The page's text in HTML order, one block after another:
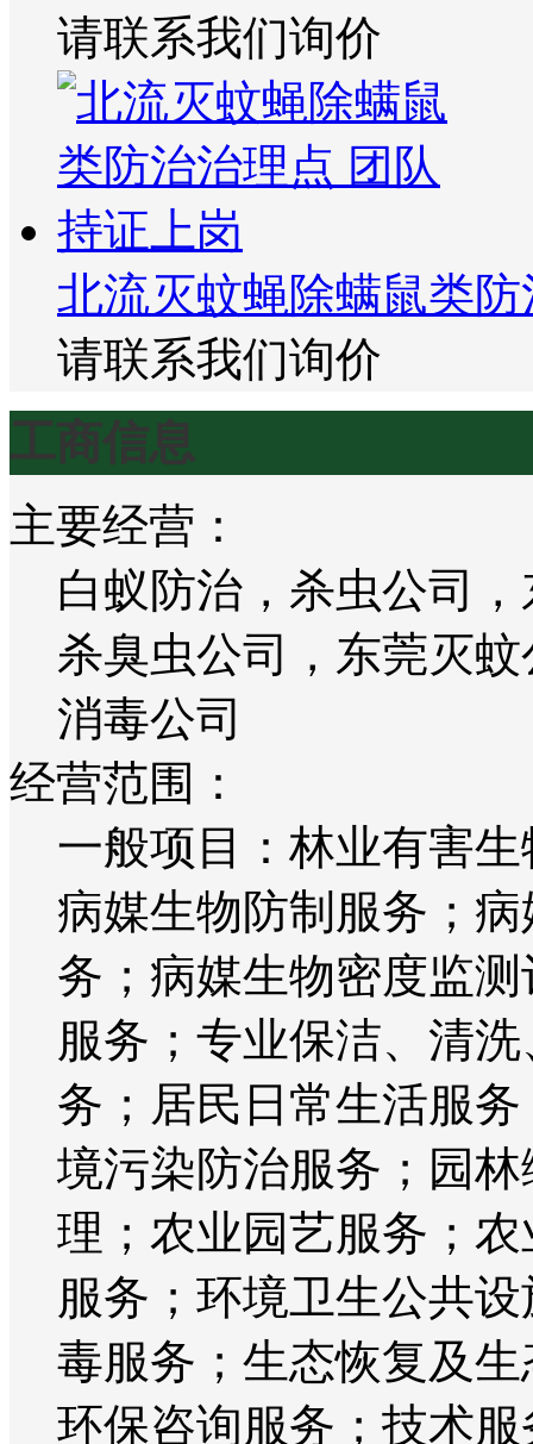
请联系我们询价
北流灭蚊蝇除螨鼠类
请联系我们询价
工商信息
主要经营：
白蚁防治，杀虫公司
杀臭虫公司，东莞灭
消毒公司
经营范围：
一般项目：林业有害
病媒生物防制服务；
务；病媒生物密度监
服务；专业保洁、清
务；居民日常生活服
境污染防治服务；园
理；农业园艺服务；
服务；环境卫生公共
毒服务；生态恢复及
环保咨询服务；技术